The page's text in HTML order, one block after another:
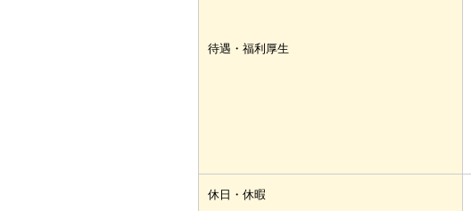
待遇・福利厚生
休日・休暇